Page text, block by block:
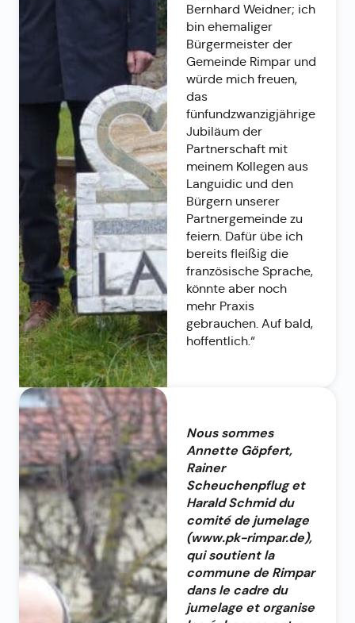
Bernhard Weidner; ich
bin ehemaliger
Bürgermeister der
Gemeinde Rimpar und
würde mich freuen,
das
fünfundzwanzigjährige
Jubiläum der
Partnerschaft mit
meinem Kollegen aus
Languidic und den
Bürgern unserer
Partnergemeinde zu
feiern. Dafür übe ich
bereits fleißig die
französische Sprache,
könnte aber noch
mehr Praxis
gebrauchen. Auf bald,
hoffentlich.“
Nous sommes
Annette Göpfert,
Rainer
Scheuchenpflug et
Harald Schmid du
comité de jumelage
(www.pk-rimpar.de),
qui soutient la
commune de Rimpar
dans le cadre du
jumelage et organise